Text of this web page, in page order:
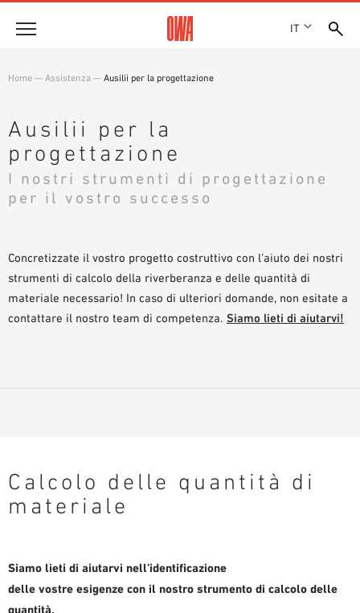
IT
RICONOSCIMENTI
SHOWROOM 7TH FLOOR
PANORAMICA PRODOTTI
RICERCA GUIDATA
RICERCA TECNICA
Soluzioni
FUNZIONI
CAMPI D’APPLICAZIONE
Referenze
Assistenza
CAPITOLATI D’APPALTO
Home — Assistenza — Ausilii per la progettazione
Ausilii per la
progettazione
I nostri strumenti di progettazione
per il vostro successo
Concretizzate il vostro progetto costruttivo con l’aiuto dei nostri
strumenti di calcolo della riverberanza e delle quantità di
materiale necessario! In caso di ulteriori domande, non esitate a
contattare il nostro team di competenza. Siamo lieti di aiutarvi!
Calcolo delle quantità di
materiale
Siamo lieti di aiutarvi nell’identificazione
delle vostre esigenze con il nostro strumento di calcolo delle
quantità.